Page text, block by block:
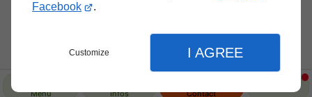
Facebook
.
Customize I AGREE
Menu Infos Contact